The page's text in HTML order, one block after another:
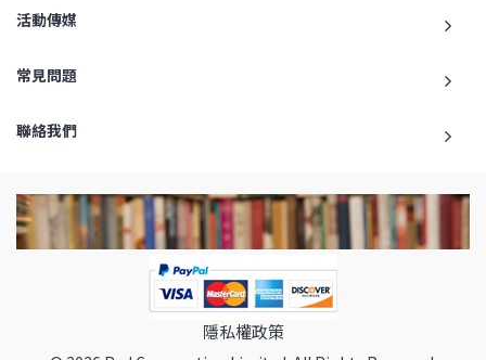
活動傳媒
常見問題
聯絡我們
隱私權政策